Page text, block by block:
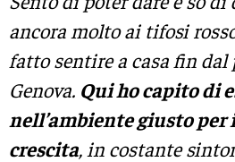
ancora molto ai tifosi
fatto sentire a casa fin
Genova. Qui ho capito di
nell’ambiente giusto per
crescita, in costante